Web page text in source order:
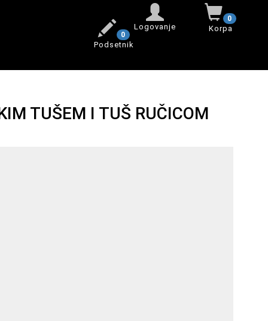
0
Korpa
Logovanje
0
Podsetnik
TUŠEM I TUŠ RUČICOM